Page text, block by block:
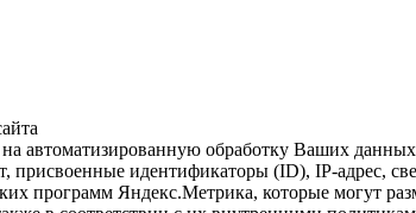
на автоматизированную обработку Ваших
идентификаторы (ID), IP-адрес,
программ Яндекс.Метрика, которые могут